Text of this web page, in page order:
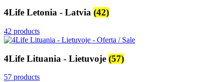
4Life Letonia - Latvia (42)
42 products
4Life Lituania - Lietuvoje (57)
57 products